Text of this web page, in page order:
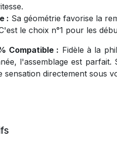
: Sa géométrie favorise la
le choix n°1 pour les
Compatible : Fidèle à la
l'assemblage est
sensation directement sous